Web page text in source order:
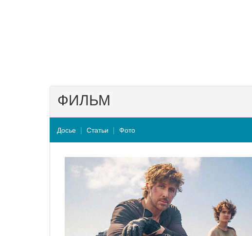
ФИЛЬМ
Досье Статьи Фото